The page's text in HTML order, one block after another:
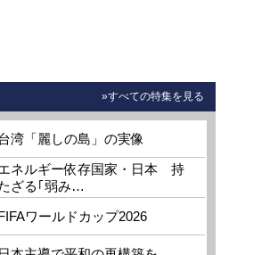
»すべての特集を見る
湾「麗しの島」の実像
ネルギー依存国家・日本 持
ざる｢弱み…
ワールドカップ2026